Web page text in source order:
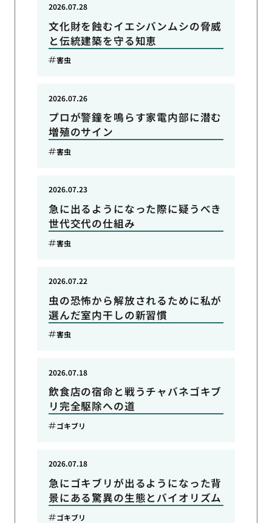
文化財を蝕むイエシバンムシの脅威
と伝統建築を守る知恵
2026.07.28
害虫
プロが警鐘を鳴らす家電内部に潜む
増殖のサイン
2026.07.26
害虫
急に出るようになった際に疑うべき
世代交代の仕組み
2026.07.23
害虫
虫の恐怖から解放されるために私が
選んだ室内干しの新習慣
2026.07.22
害虫
飲食店の宿命と戦うチャバネゴキブ
リ完全駆除への道
2026.07.18
ゴキブリ
急にゴキブリが出るようになった背
景にある驚異の生態とバイオリズム
2026.07.18
ゴキブリ